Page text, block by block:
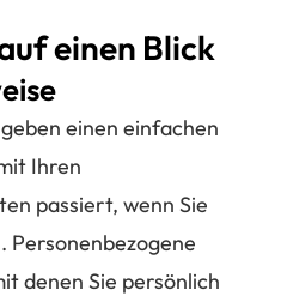
einen Blick
einen einfachen
Ihren
passiert, wenn Sie
Personenbezogene
denen Sie persönlich